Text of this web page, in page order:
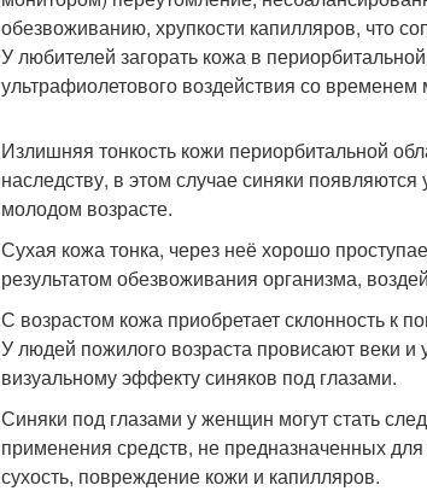
обезвоживанию, хрупкости капилляров, что
У любителей загорать кожа в
ультрафиолетового воздействия со
Излишняя тонкость кожи периорбитальной
наследству, в этом случае синяки
молодом возрасте.
Сухая кожа тонка, через неё хорошо
результатом обезвоживания организма,
С возрастом кожа приобретает склонность к
У людей пожилого возраста провисают веки и
визуальному эффекту синяков под глазами.
Синяки под глазами у женщин могут стать
применения средств, не предназначенных
сухость, повреждение кожи и капилляров.